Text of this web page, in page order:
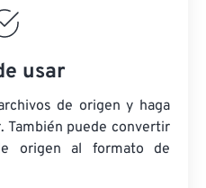
usar
de origen y haga
puede convertir
origen al formato de